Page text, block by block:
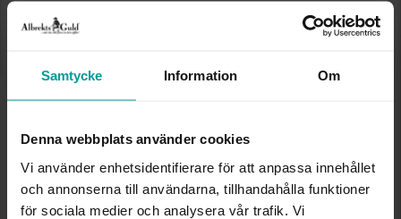
Samtycke Information Om
Denna webbplats använder cookies
Vi använder enhetsidentifierare för att anpassa innehållet
och annonserna till användarna, tillhandahålla funktioner
för sociala medier och analysera vår trafik. Vi
Storleksguide
Presentinslagning +29:-
Denna artikel är tillfälligt slut i webbshoppen.
lagersaldo.
Lagervara. Leveranstid 2-5 arbetsdagar.
✅ Alltid grymma deals.
✅ Öppet köp i 30 dagar vid onlineköp.
✅ Fri frakt till ombud vid köp över 500 kr.